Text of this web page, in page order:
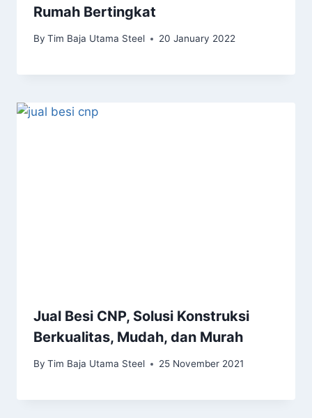
Rumah Bertingkat
By Tim Baja Utama Steel 20 January 2022
Jual Besi CNP, Solusi Konstruksi
Berkualitas, Mudah, dan Murah
By Tim Baja Utama Steel 25 November 2021